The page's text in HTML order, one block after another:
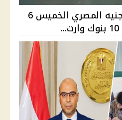
سعر الدولار مقابل الجنيه المصري الخميس 6